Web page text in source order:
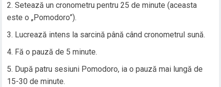
Setează un cronometru pentru 25 de minute (aceasta
este o „Pomodoro”).
Lucrează intens la sarcină până când cronometrul sună.
Fă o pauză de 5 minute.
După patru sesiuni Pomodoro, ia o pauză mai lungă de
15-30 de minute.